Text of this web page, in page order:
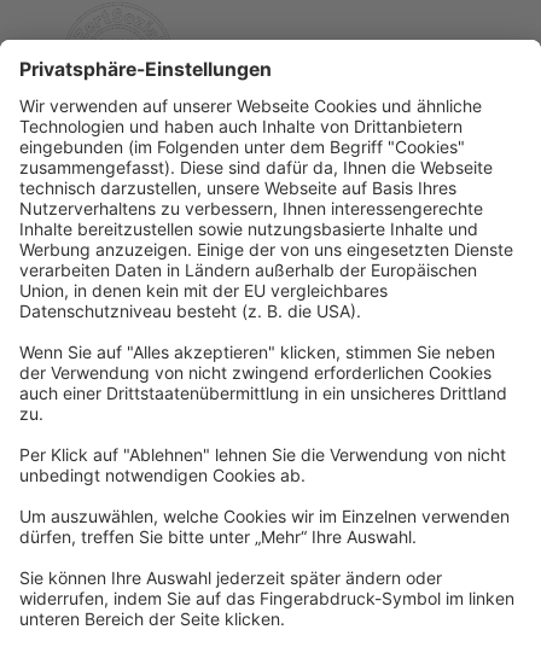
Rechtliches
Allgemeine Geschäftsbedingungen
Widerrufsbelehrung
Datenschutzerklärung
Barrierefreiheitserklärung
Impressum
Newsletter
Per E-Mail informieren wir Sie über interessante Angebote.
Zum Newsletter anmelden
vhs Post
Zur vhs Post anmelden
Kontrast